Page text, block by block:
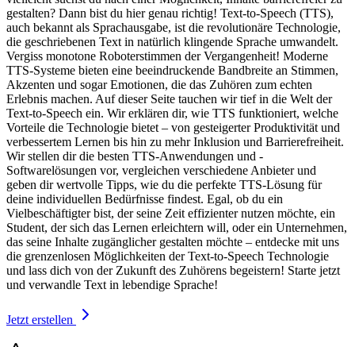
gestalten? Dann bist du hier genau richtig! Text-to-Speech (TTS),
auch bekannt als Sprachausgabe, ist die revolutionäre Technologie,
die geschriebenen Text in natürlich klingende Sprache umwandelt.
Vergiss monotone Roboterstimmen der Vergangenheit! Moderne
TTS-Systeme bieten eine beeindruckende Bandbreite an Stimmen,
Akzenten und sogar Emotionen, die das Zuhören zum echten
Erlebnis machen. Auf dieser Seite tauchen wir tief in die Welt der
Text-to-Speech ein. Wir erklären dir, wie TTS funktioniert, welche
Vorteile die Technologie bietet – von gesteigerter Produktivität und
verbessertem Lernen bis hin zu mehr Inklusion und Barrierefreiheit.
Wir stellen dir die besten TTS-Anwendungen und -
Softwarelösungen vor, vergleichen verschiedene Anbieter und
geben dir wertvolle Tipps, wie du die perfekte TTS-Lösung für
deine individuellen Bedürfnisse findest. Egal, ob du ein
Vielbeschäftigter bist, der seine Zeit effizienter nutzen möchte, ein
Student, der sich das Lernen erleichtern will, oder ein Unternehmen,
das seine Inhalte zugänglicher gestalten möchte – entdecke mit uns
die grenzenlosen Möglichkeiten der Text-to-Speech Technologie
und lass dich von der Zukunft des Zuhörens begeistern! Starte jetzt
und verwandle Text in lebendige Sprache!
Jetzt erstellen